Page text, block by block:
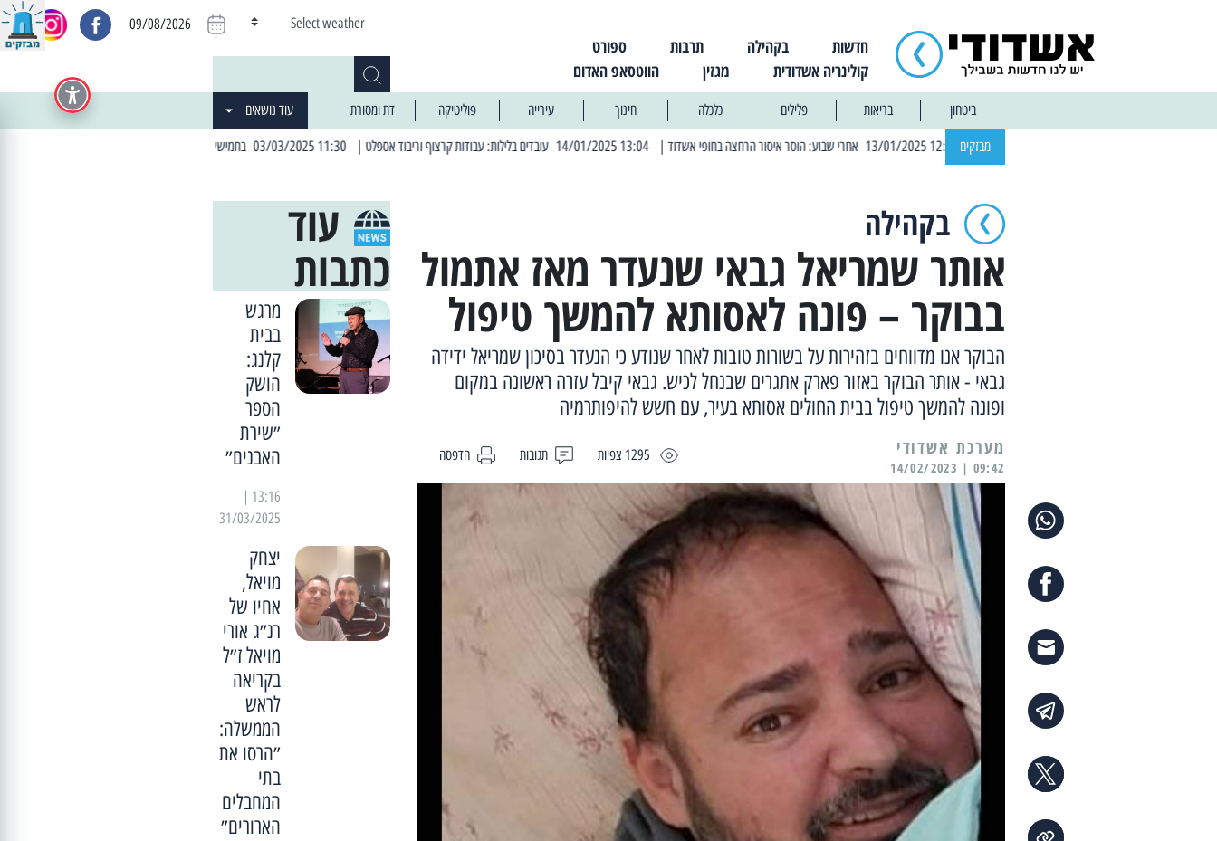
חדשות בקהילה תרבות
ספורט
קולינריה אשדודית
מגזין הווטסאפ האדום
Select weather
09/08/2026
ביטחון בריאות פלילים כלכלה חינוך עירייה פוליטיקה דת ומסורת עוד נושאים
מבזקים | 13:04 14/01/2025 עובדים בלילות: עבודות קרצוף וריבוד אספלט | 11:30 03/03/2025 בחמישי הקרוב: הרחובות בהם תהיה הפסקת חשמל יזומה
בקהילה
אותר שמריאל גבאי שנעדר מאז אתמול
בבוקר – פונה לאסותא להמשך טיפול
הבוקר אנו מדווחים בזהירות על בשורות טובות לאחר שנודע כי הנעדר בסיכון שמריאל ידידה
גבאי - אותר הבוקר באזור פארק אתגרים שבנחל לכיש. גבאי קיבל עזרה ראשונה במקום
ופונה להמשך טיפול בבית החולים אסותא בעיר, עם חשש להיפותרמיה
1295 צפיות תגובות הדפסה מערכת אשדודי
09:42 | 14/02/2023
עוד
כתבות
מרגש
בבית
קלנג:
הושק
הספר
״שירת
האבנים״
31/03/2025
יצחק
מויאל,
אחיו של
רנ״ג אורי
מויאל ז״ל
בקריאה
לראש
הממשלה:
״הרסו את
בתי
המחבלים
הארורים״